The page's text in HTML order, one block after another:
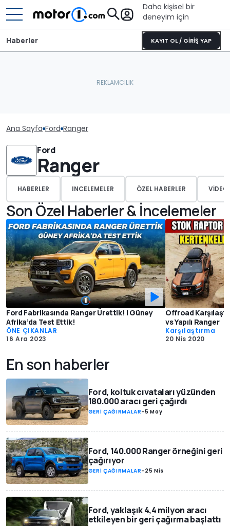
Daha kişisel bir
deneyim için
KAYIT OL / GİRİŞ YAP
Haberler
Ana Sayfa Ford Ranger
Ford
Ranger
HABERLER INCELEMELER ÖZEL HABERLER
Son Özel Haberler & İncelemeler
Ford Fabrikasında Ranger Ürettik! | Güney
Afrika’da Test Ettik!
ÖNE ÇIKANLAR
16 Ara 2023
Offroad
vs Yapılı Ranger
Karşılaştırma
20 Nis 2020
En son haberler
Ford, koltuk cıvataları yüzünden
180.000 aracı geri çağırdı
GERİ ÇAĞIRMALAR-5 May
Ford, 140.000 Ranger örneğini geri
çağırıyor
GERİ ÇAĞIRMALAR- 25 Nis
Ford, yaklaşık 4,4 milyon aracı
etkileyen bir geri çağırma başlattı